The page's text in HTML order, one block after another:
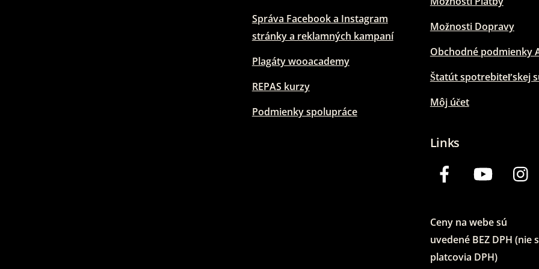
Správa Facebook a Instagram
stránky a reklamných kampaní
Plagáty wooacademy
REPAS kurzy
Podmienky spolupráce
Možnosti Dopravy
Obchodné podmienky
Štatút spotrebiteľskej
Môj účet
Links
Facebook YouTube
Ceny na webe sú
uvedené BEZDPH (nie
platcovia DPH)